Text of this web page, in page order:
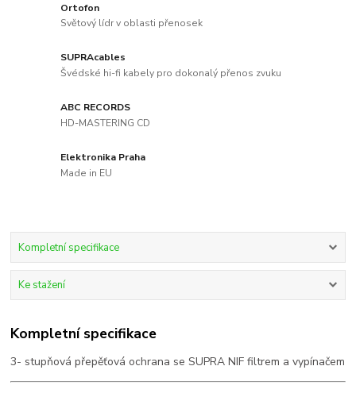
Ortofon
Světový lídr v oblasti přenosek
SUPRAcables
Švédské hi-fi kabely pro dokonalý přenos zvuku
ABC RECORDS
HD-MASTERING CD
Elektronika Praha
Made in EU
Kompletní specifikace
Ke stažení
Kompletní specifikace
3- stupňová přepěťová ochrana se SUPRA NIF filtrem a vypínačem